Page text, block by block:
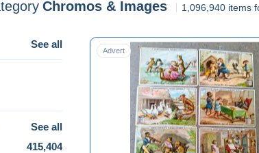
Chromos & Images 1,096,940 items
See all
See all
415,404
Advert